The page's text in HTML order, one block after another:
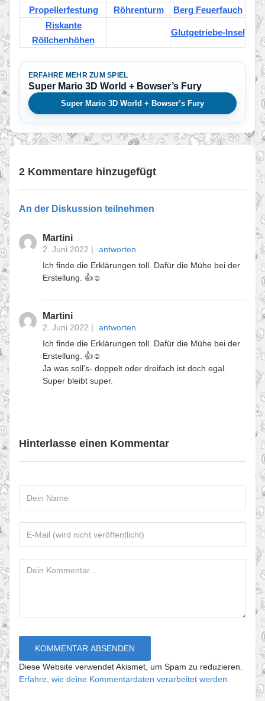
Propellerfestung
Röhrenturm
Berg Feuerfauch
Riskante
Röllchenhöhen
Glutgetriebe-Insel
ERFAHRE MEHR ZUM SPIEL
Super Mario 3D World + Bowser’s Fury
Super Mario 3D World + Bowser’s Fury
2 Kommentare hinzugefügt
An der Diskussion teilnehmen
Martini
2. Juni 2022 |
antworten
Ich finde die Erklärungen toll. Dafür die Mühe bei der
Erstellung. 👍☺️
Martini
2. Juni 2022 |
antworten
Ich finde die Erklärungen toll. Dafür die Mühe bei der
Erstellung. 👍☺️
Ja was soll’s- doppelt oder dreifach ist doch egal.
Super bleibt super.
Hinterlasse einen Kommentar
Diese Website verwendet Akismet, um Spam zu reduzieren.
Erfahre, wie deine Kommentardaten verarbeitet werden.